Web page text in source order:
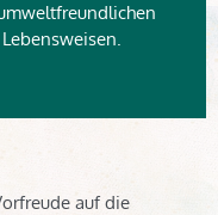
auf die